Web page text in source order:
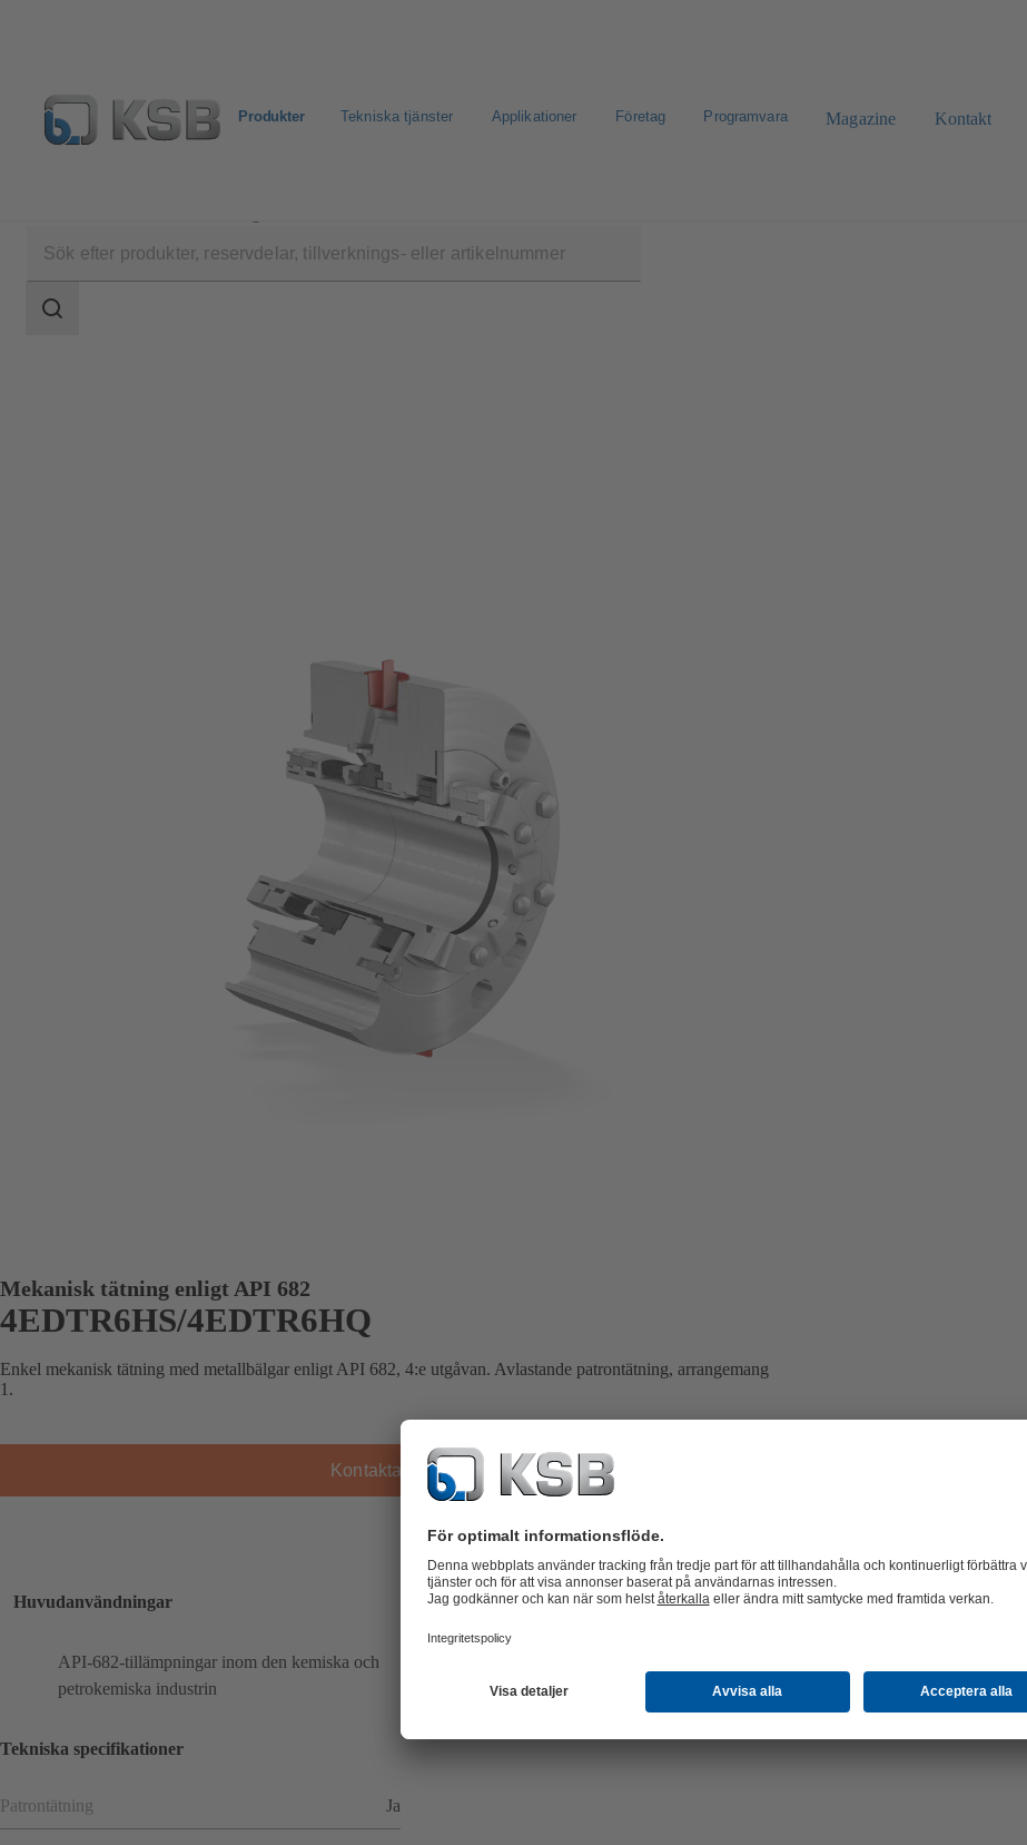
Produkter Tekniska tjänster Applikationer Företag Programvara Magazine Kontakt
Sökomfattning
Mekanisk tätning enligt API 682
4EDTR6HS/4EDTR6HQ
Enkel mekanisk tätning med metallbälgar enligt API 682, 4:e utgåvan. Avlastande patrontätning, arrangemang
1.
Kontakta KSB
Huvudanvändningar
API-682-tillämpningar inom den kemiska och
petrokemiska industrin
Tekniska specifikationer
Patrontätning Ja